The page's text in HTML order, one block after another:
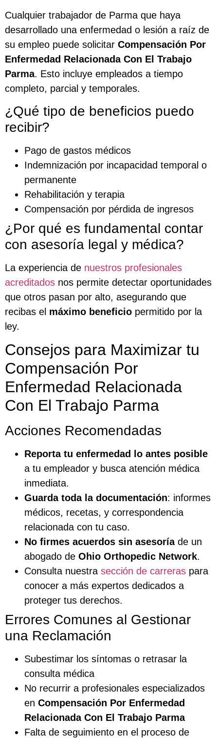
Cualquier trabajador de Parma que haya
desarrollado una enfermedad o lesión a raíz de
su empleo puede solicitar Compensación Por
Enfermedad Relacionada Con El Trabajo
Parma. Esto incluye empleados a tiempo
completo, parcial y temporales.
¿Qué tipo de beneficios puedo
recibir?
Pago de gastos médicos
Indemnización por incapacidad temporal o
permanente
Rehabilitación y terapia
Compensación por pérdida de ingresos
¿Por qué es fundamental contar
con asesoría legal y médica?
La experiencia de nuestros profesionales
acreditados nos permite detectar oportunidades
que otros pasan por alto, asegurando que
recibas el máximo beneficio permitido por la
ley.
Consejos para Maximizar tu
Compensación Por
Enfermedad Relacionada
Con El Trabajo Parma
Acciones Recomendadas
Reporta tu enfermedad lo antes posible
a tu empleador y busca atención médica
inmediata.
Guarda toda la documentación: informes
médicos, recetas, y correspondencia
relacionada con tu caso.
No firmes acuerdos sin asesoríade un
abogado de Ohio Orthopedic Network.
Consulta nuestra sección de carreras para
conocer a más expertos dedicados a
proteger tus derechos.
Errores Comunes al Gestionar
una Reclamación
Subestimar los síntomas o retrasar la
consulta médica
No recurrir a profesionales especializados
en Compensación Por Enfermedad
Relacionada Con El Trabajo Parma
Falta de seguimiento en el proceso de